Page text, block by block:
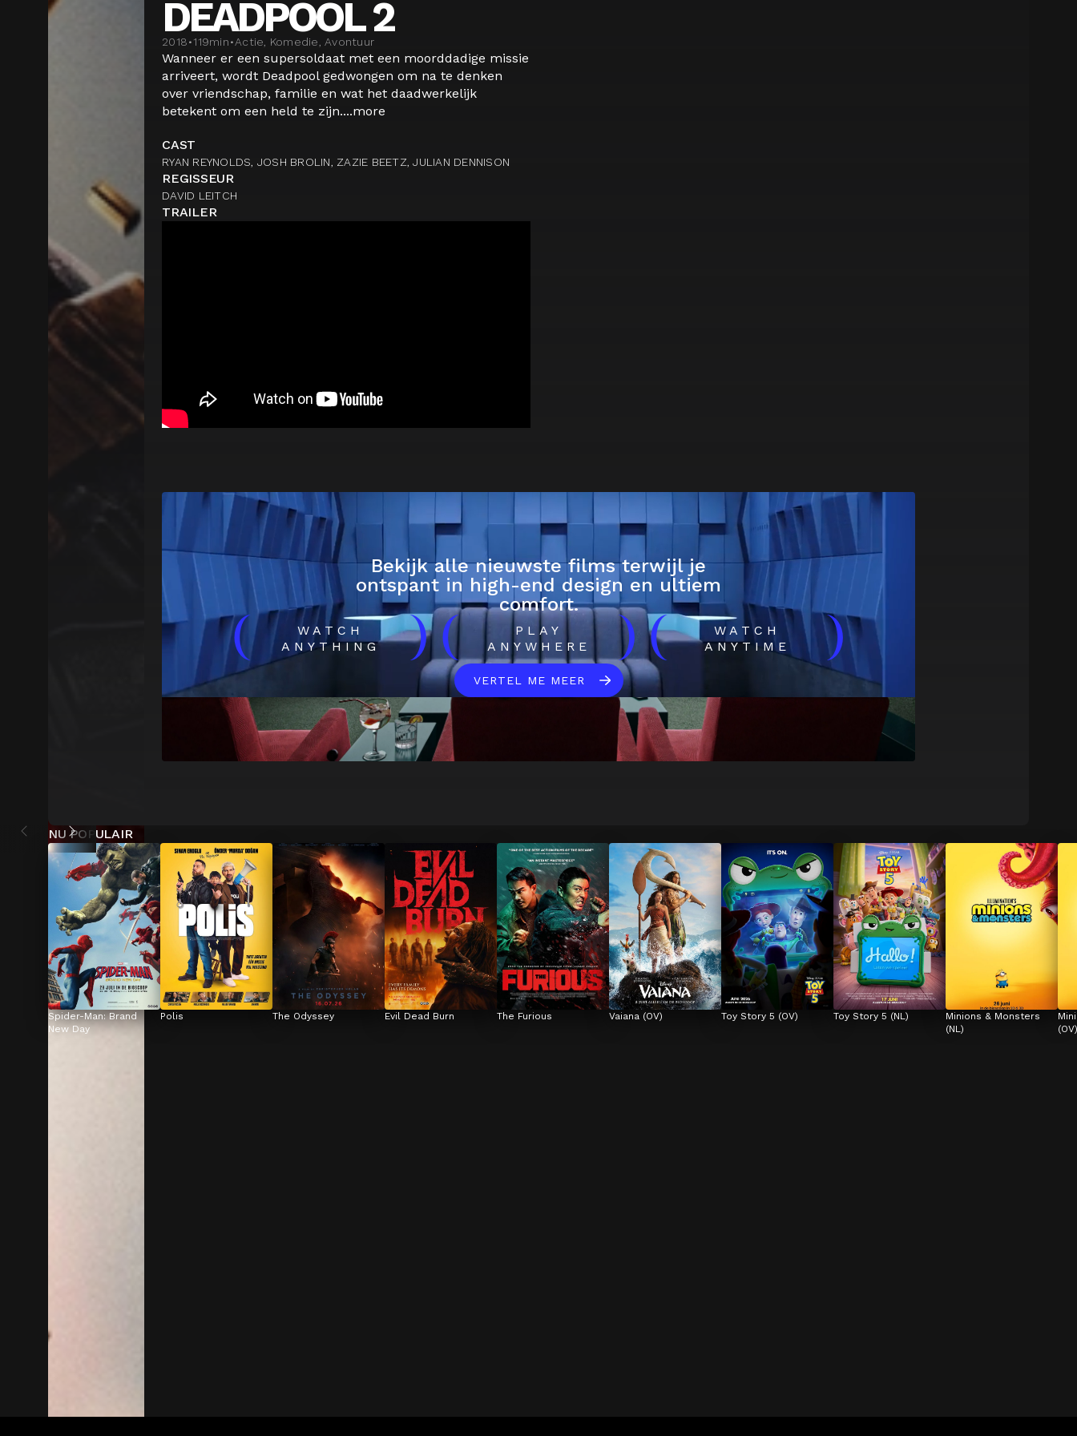
DEADPOOL 2
2018•119min•Actie, Komedie, Avontuur
Wanneer er een supersoldaat met een moorddadige missie
arriveert, wordt Deadpool gedwongen om na te denken
over vriendschap, familie en wat het daadwerkelijk
betekent om een held te zijn....more
CAST
RYAN REYNOLDS, JOSH BROLIN, ZAZIE BEETZ, JULIAN DENNISON
REGISSEUR
DAVID LEITCH
TRAILER
Bekijk alle nieuwste films terwijl je
ontspant in high-end design en ultiem
comfort.
(
WATCH
ANYTHING
)(
PLAY
ANYWHERE
)(
WATCH
ANYTIME
)
VERTEL ME MEER
NU POPULAIR
Spider-Man: Brand
New Day
Polis The Odyssey Evil Dead Burn The Furious Vaiana (OV) Toy Story 5 (OV) Toy Story 5 (NL)
Minions & Monsters
(NL)
(OV)